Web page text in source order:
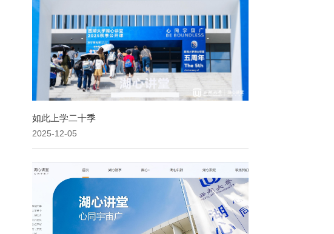
如此上学二十季
2025-12-05